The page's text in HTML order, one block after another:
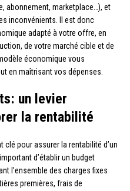
abonnement, marketplace…), et
inconvénients. Il est donc
adapté à votre offre, en
de votre marché cible et de
économique vous
en maîtrisant vos dépenses.
un levier
la rentabilité
clé pour assurer la rentabilité d’un
d’établir un budget
l’ensemble des charges fixes
premières, frais de